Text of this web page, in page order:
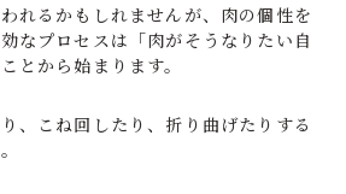
れるかもしれませんが、肉の個性を
なプロセスは「肉がそうなりたい自
とから始まります。
、こね回したり、折り曲げたりする